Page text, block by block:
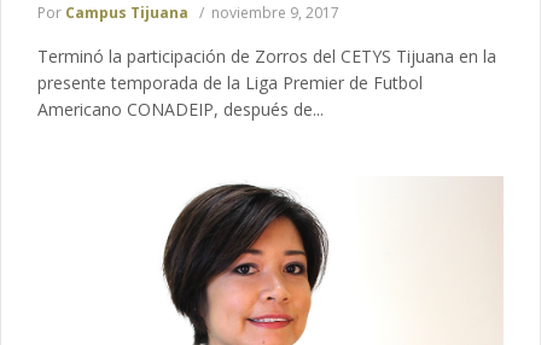
Por Campus Tijuana noviembre 9, 2017
Terminó la participación de Zorros del CETYS Tijuana en la
presente temporada de la Liga Premier de Futbol
Americano CONADEIP, después de...